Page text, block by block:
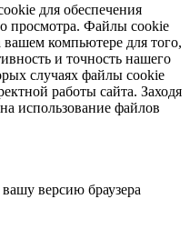
для обеспечения
просмотра. Файлы cookie
компьютере для того,
и точность нашего
случаях файлы cookie
работы сайта. Заходя
использование файлов
версию браузера